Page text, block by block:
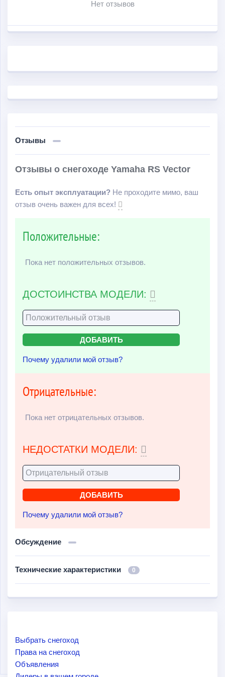
Нет отзывов
Отзывы
Отзывы о снегоходе Yamaha RS Vector
Есть опыт эксплуатации? Не проходите мимо, ваш
отзыв очень важен для всех!
Положительные:
Пока нет положительных отзывов.
ДОСТОИНСТВА МОДЕЛИ:
Почему удалили мой отзыв?
Отрицательные:
Пока нет отрицательных отзывов.
НЕДОСТАТКИ МОДЕЛИ:
Почему удалили мой отзыв?
Обсуждение
Технические характеристики 0
Выбрать снегоход
Права на снегоход
Объявления